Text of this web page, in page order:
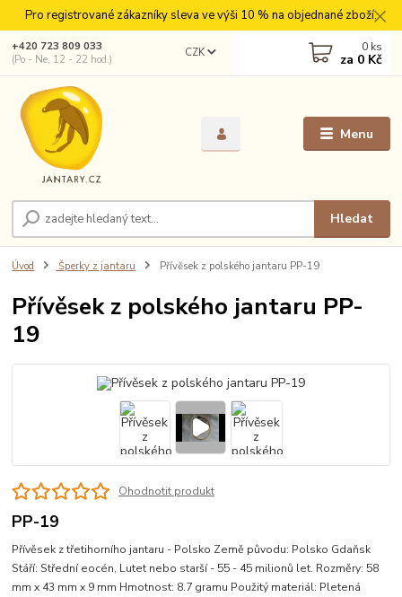
Pro registrované zákazníky sleva ve výši 10 % na objednané zboží.
Menu
CZK
Hledat
+420 723 809 033
(Po - Ne, 12 - 22 hod.)
0 ks
za 0 Kč
Úvod Šperky z jantaru Přívěsek z polského jantaru PP-19
Přívěsek z polského jantaru PP-
19
Ohodnotit produkt
PP-19
Přívěsek z třetihorního jantaru - Polsko Země původu: Polsko Gdaňsk
Stáří: Střední eocén, Lutet nebo starší - 55 - 45 milionů let. Rozměry: 58
mm x 43 mm x 9 mm Hmotnost: 8.7 gramu Použitý materiál: Pletená